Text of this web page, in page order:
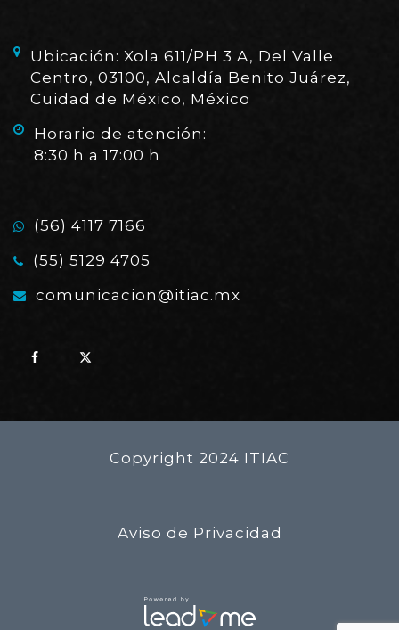
Ubicación: Xola 611/PH 3 A, Del Valle
Centro, 03100, Alcaldía Benito Juárez,
Cuidad de México, México
Horario de atención:
8:30 h a 17:00 h
(56) 4117 7166
(55) 5129 4705
comunicacion@itiac.mx
Copyright 2024 ITIAC
Aviso de Privacidad